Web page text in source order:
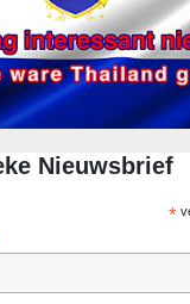
Nieuwsbrief
*